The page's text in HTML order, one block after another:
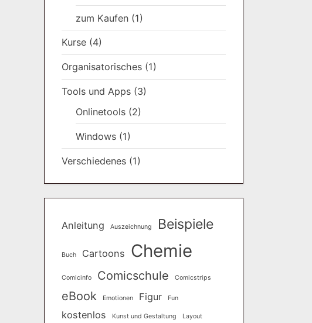
zum Kaufen (1)
Kurse (4)
Organisatorisches (1)
Tools und Apps (3)
Onlinetools (2)
Windows (1)
Verschiedenes (1)
Anleitung Auszeichnung Beispiele
Buch Cartoons Chemie
Comicinfo Comicschule Comicstrips
eBook Emotionen Figur Fun
kostenlos Kunst und Gestaltung Layout